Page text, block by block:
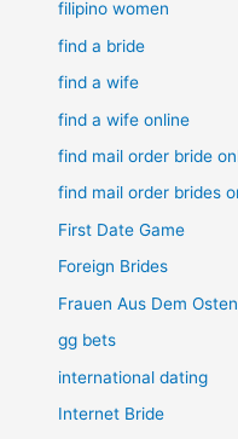
filipino women
find a bride
find a wife
find a wife online
find mail order bride
find mail order brides
First Date Game
Foreign Brides
Frauen Aus Dem
gg bets
international dating
Internet Bride